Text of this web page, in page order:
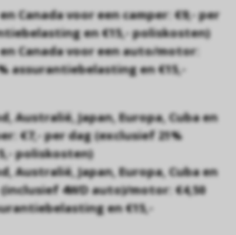
Canada voor een camper: €9,- per
en €15,- poliskosten)
Canada voor een auto/motor:
assurantiebelasting en €15,-
Australië, Japan, Europa, Cuba en
€7,- per dag (exclusief 21%
poliskosten)
Australië, Japan, Europa, Cuba en
4WD auto)/motor: €4,50
en €15,-